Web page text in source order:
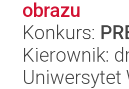
obrazu
Konkurs:
Kierownik:
Uniwersytet